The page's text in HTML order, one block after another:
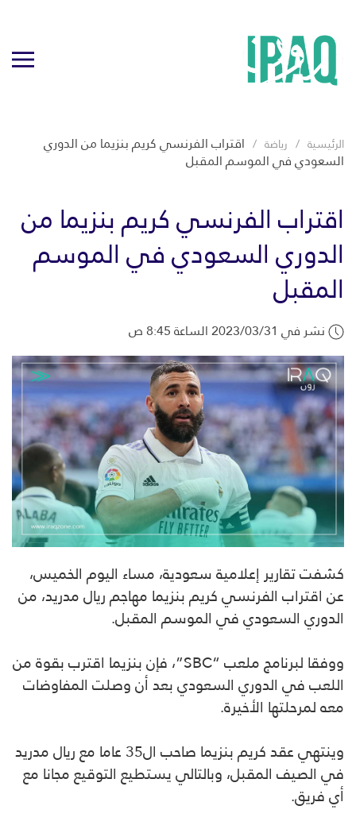
الرئيسية رياضة اقتراب الفرنسي كريم بنزيما من الدوري
السعودي في الموسم المقبل
اقتراب الفرنسي كريم بنزيما من
الدوري السعودي في الموسم
المقبل
نشر في 2023/03/31 الساعة 8:45 ص
كشفت تقارير إعلامية سعودية، مساء اليوم الخميس،
عن اقتراب الفرنسي كريم بنزيما مهاجم ريال مدريد، من
الدوري السعودي في الموسم المقبل.
ووفقا لبرنامج ملعب “SBC”، فإن بنزيما اقترب بقوة من
اللعب في الدوري السعودي بعد أن وصلت المفاوضات
معه لمرحلتها الأخيرة.
وينتهي عقد كريم بنزيما صاحب ال35 عاما مع ريال مدريد
في الصيف المقبل، وبالتالي يستطيع التوقيع مجانا مع
أي فريق.